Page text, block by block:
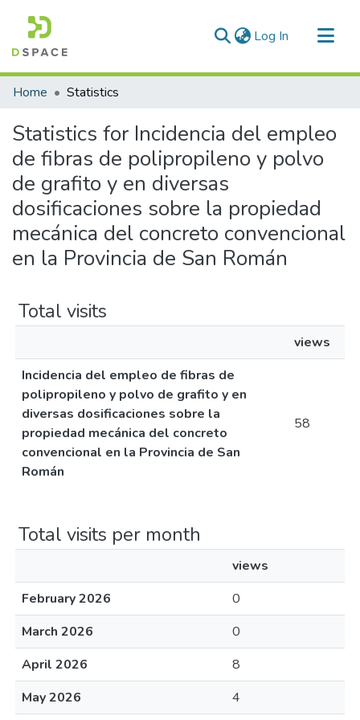
Log In (current)
Communities & Collections
Home Statistics
Statistics for Incidencia del empleo
de fibras de polipropileno y polvo
de grafito y en diversas
dosificaciones sobre la propiedad
mecánica del concreto convencional
en la Provincia de San Román
Total visits
views
Incidencia del empleo de fibras de
polipropileno y polvo de grafito y en
diversas dosificaciones sobre la
propiedad mecánica del concreto
convencional en la Provincia de San
Román
58
Total visits per month
views
February 2026
0
March 2026
0
April 2026
8
May 2026
4